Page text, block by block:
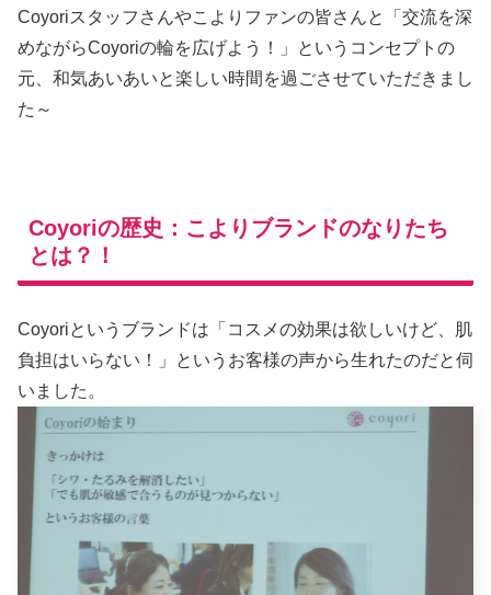
Coyoriスタッフさんやこよりファンの皆さんと「交流を深
めながらCoyoriの輪を広げよう！」というコンセプトの
元、和気あいあいと楽しい時間を過ごさせていただきまし
た～
Coyoriの歴史：こよりブランドのなりたち
とは？！
Coyoriというブランドは「コスメの効果は欲しいけど、肌
負担はいらない！」というお客様の声から生れたのだと伺
いました。